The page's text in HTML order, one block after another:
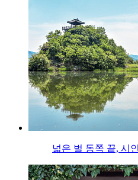
넓은 벌 동쪽 끝, 시